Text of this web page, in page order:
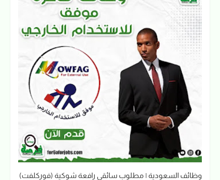
وظائف السعودية | مطلوب سائقي رافعة شوكية (فوركلفت)